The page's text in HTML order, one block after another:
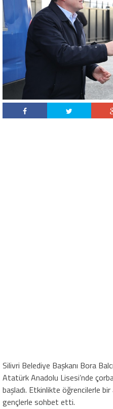
Silivri Belediye Başkanı Bora
Atatürk Anadolu Lisesi’nde
başladı. Etkinlikte öğrencilerle
gençlerle sohbet etti.